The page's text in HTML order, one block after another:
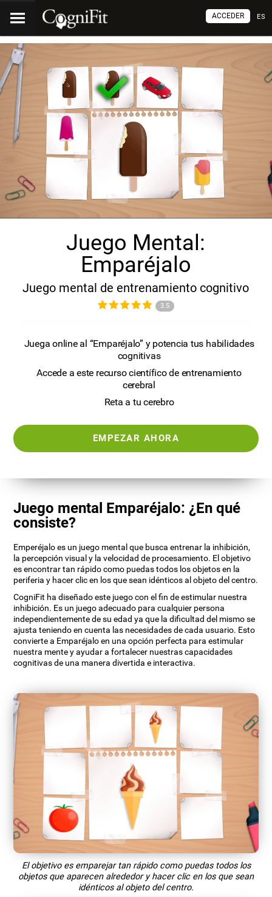
ES
ACCEDER
Juego Mental:
Emparéjalo
Juego mental de entrenamiento cognitivo
3.5
Juega online al “Emparéjalo” y potencia tus habilidades
cognitivas
Accede a este recurso científico de entrenamiento
cerebral
Reta a tu cerebro
EMPEZAR AHORA
Juego mental Emparéjalo: ¿En qué
consiste?
Emperéjalo es un juego mental que busca entrenar la inhibición,
la percepción visual y la velocidad de procesamiento. El objetivo
es encontrar tan rápido como puedas todos los objetos en la
periferia y hacer clic en los que sean idénticos al objeto del centro.
CogniFit ha diseñado este juego con el fin de estimular nuestra
inhibición. Es un juego adecuado para cualquier persona
independientemente de su edad ya que la dificultad del mismo se
ajusta teniendo en cuenta las necesidades de cada usuario. Esto
convierte a Emparéjalo en una opción perfecta para estimular
nuestra mente y ayudar a fortalecer nuestras capacidades
cognitivas de una manera divertida e interactiva.
El objetivo es emparejar tan rápido como puedas todos los
objetos que aparecen alrededor y hacer clic en los que sean
idénticos al objeto del centro.